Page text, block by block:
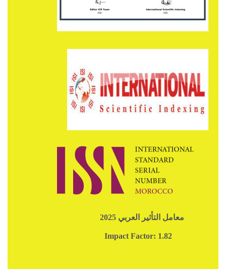
معامل التأثير العربي 2025